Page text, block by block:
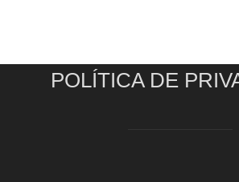
POLÍTICA DE